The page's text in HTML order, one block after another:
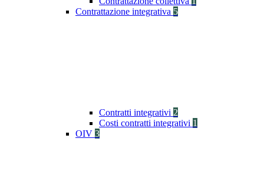
Contrattazione integrativa 5
Contratti integrativi 2
Costi contratti integrativi 1
OIV 3